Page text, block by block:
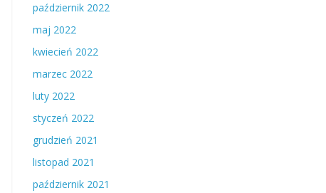
październik 2022
maj 2022
kwiecień 2022
marzec 2022
luty 2022
styczeń 2022
grudzień 2021
listopad 2021
październik 2021